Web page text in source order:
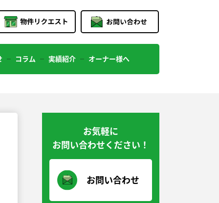
コラム 実績紹介 オーナー様へ
お気軽に
お問い合わせください！
お問い合わせ